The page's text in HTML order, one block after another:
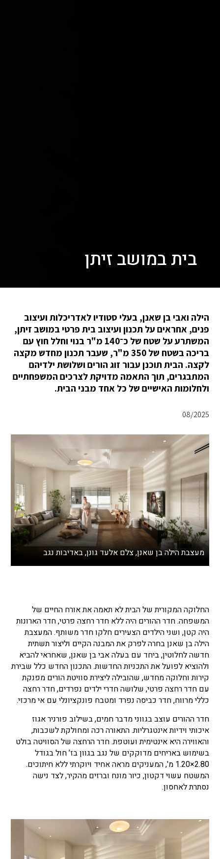
בית במושב זיתן
הילה ואבי בן שאנן, בעלי סטודיו לאדריכלות ועיצוב
פנים, אחראים על תכנון ועיצוב בית פרטי במושב זיתן,
המשתרע על שטח של כ־140 מ"ר בנוי וחלל חוץ עם
בריכה בשטח של 350 מ"ר, שעבר תכנון מחדש מקצה
לקצה. הבית תוכנן עבור זוג הורים ושלושת ילדיהם
המתבגרים, תוך התאמה מדויקת לצרכים המשפחתיים
ולחלומות האישיים של כל אחד מבני הבית.
08/2025
מעצבת הילה בן שאנן, צלם אלעד גונן, באדיבות נגב
החלוקה המקורית של הבית לא תאמה את אורח החיים של
המשפחה. חדר ההורים היה ללא חדר רחצה פרטי, חדר הארונות
היה קטן, ושני הילדים הצעירים חלקו חדר משותף. המעצבת
הילה בן שאנן בחרה לפרק את המבנה הקיים וליצור תשתית
חדשה לחלוטין,ביחד עם בעלה אבי בן שאנן, שאחראי להביא
ולהוציא לפועל את התכניות החדשות.התכנון החדש כלל שבירת
קירות וחלוקה מחדש, שהובילה ליצירת סוויטת הורים מפנקת
עם חדר רחצה פרטי, שלושה חדרי ילדים נפרדים, חדר רחצה
כללי מרווח, חדר כביסה נפרד ומטבח פונקציונלי עם אי מרכזי.
חדר ההורים עוצב בגווני מדבר חמים, בשילוב פורניר אגוז
איכותי וידיות אינטגרליות. התאורה רכה ומחולקת לשכבות,
והאווירה היא אינטימית ועוטפת. חדר הרחצה של הסוויטה בולט
בשימוש באריחים מדוקקים של נגב בגוון בז’ חול בגודל
2.80×1.20 מ', המעניקים מראה אחיד ויוקרתי ללא חיתוכים.
המשטח עשוי דקטון, כיור מונח וברזים מהקיר, לצד נישה
נסתרת לאחסון.